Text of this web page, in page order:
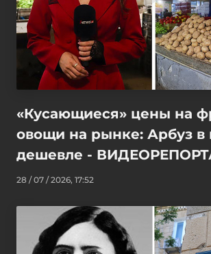
«Кусающиеся» цены на
овощи на рынке: Арбуз в
дешевле -
28 / 07 / 2026, 17:52